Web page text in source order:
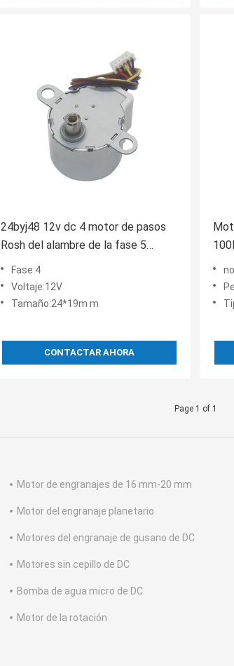
24byj48 12v dc 4 motor de pasos
Rosh del alambre de la fase 5
aprobó
Fase:4
Voltaje:12V
Tamaño:24*19m m
CONTACTAR AHORA
Page 1 of 1
Motor de engranajes de 16 mm-20 mm
Motor del engranaje planetario
Motores del engranaje de gusano de DC
Motores sin cepillo de DC
Bomba de agua micro de DC
Motor de la rotación